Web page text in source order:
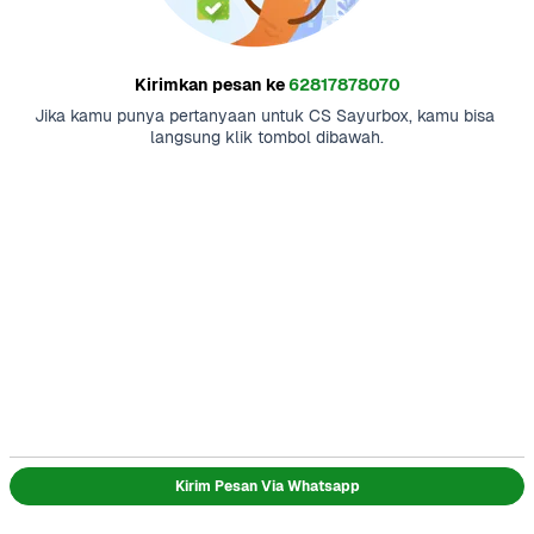
Kirimkan pesan ke62817878070
Jika kamu punya pertanyaan untuk CS Sayurbox, kamu bisa
langsung klik tombol dibawah.
Kirim Pesan Via Whatsapp